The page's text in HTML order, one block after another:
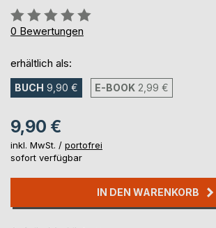
Bewertung::
0%
0 Bewertungen
erhältlich als:
BUCH 9,90 € E-BOOK 2,99 €
9,90 €
inkl. MwSt. / portofrei
sofort verfügbar
IN DEN WARENKORB